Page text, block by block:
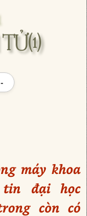
máy khoa
tin đại học
còn có